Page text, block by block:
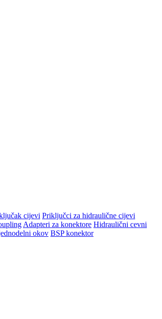
cijevi Priključci za hidraulične cijevi
Adapteri za konektore Hidraulični cevni
okov BSP konektor